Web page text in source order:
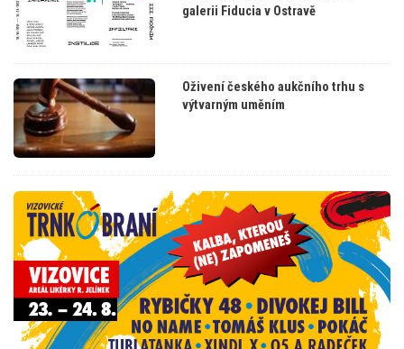
galerii Fiducia v Ostravě
Oživení českého aukčního trhu s
výtvarným uměním